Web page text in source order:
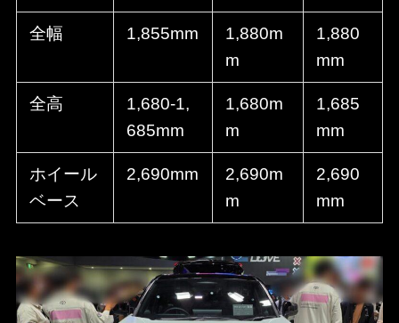
全幅 1,855mm
1,880m
m
1,880
mm
全高
1,680-1,
685mm
1,680m
m
1,685
mm
ホイール
ベース
2,690mm
2,690m
m
2,690
mm